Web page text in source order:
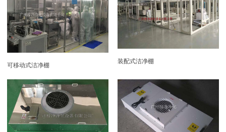
可移动式洁净棚
装配式洁净棚